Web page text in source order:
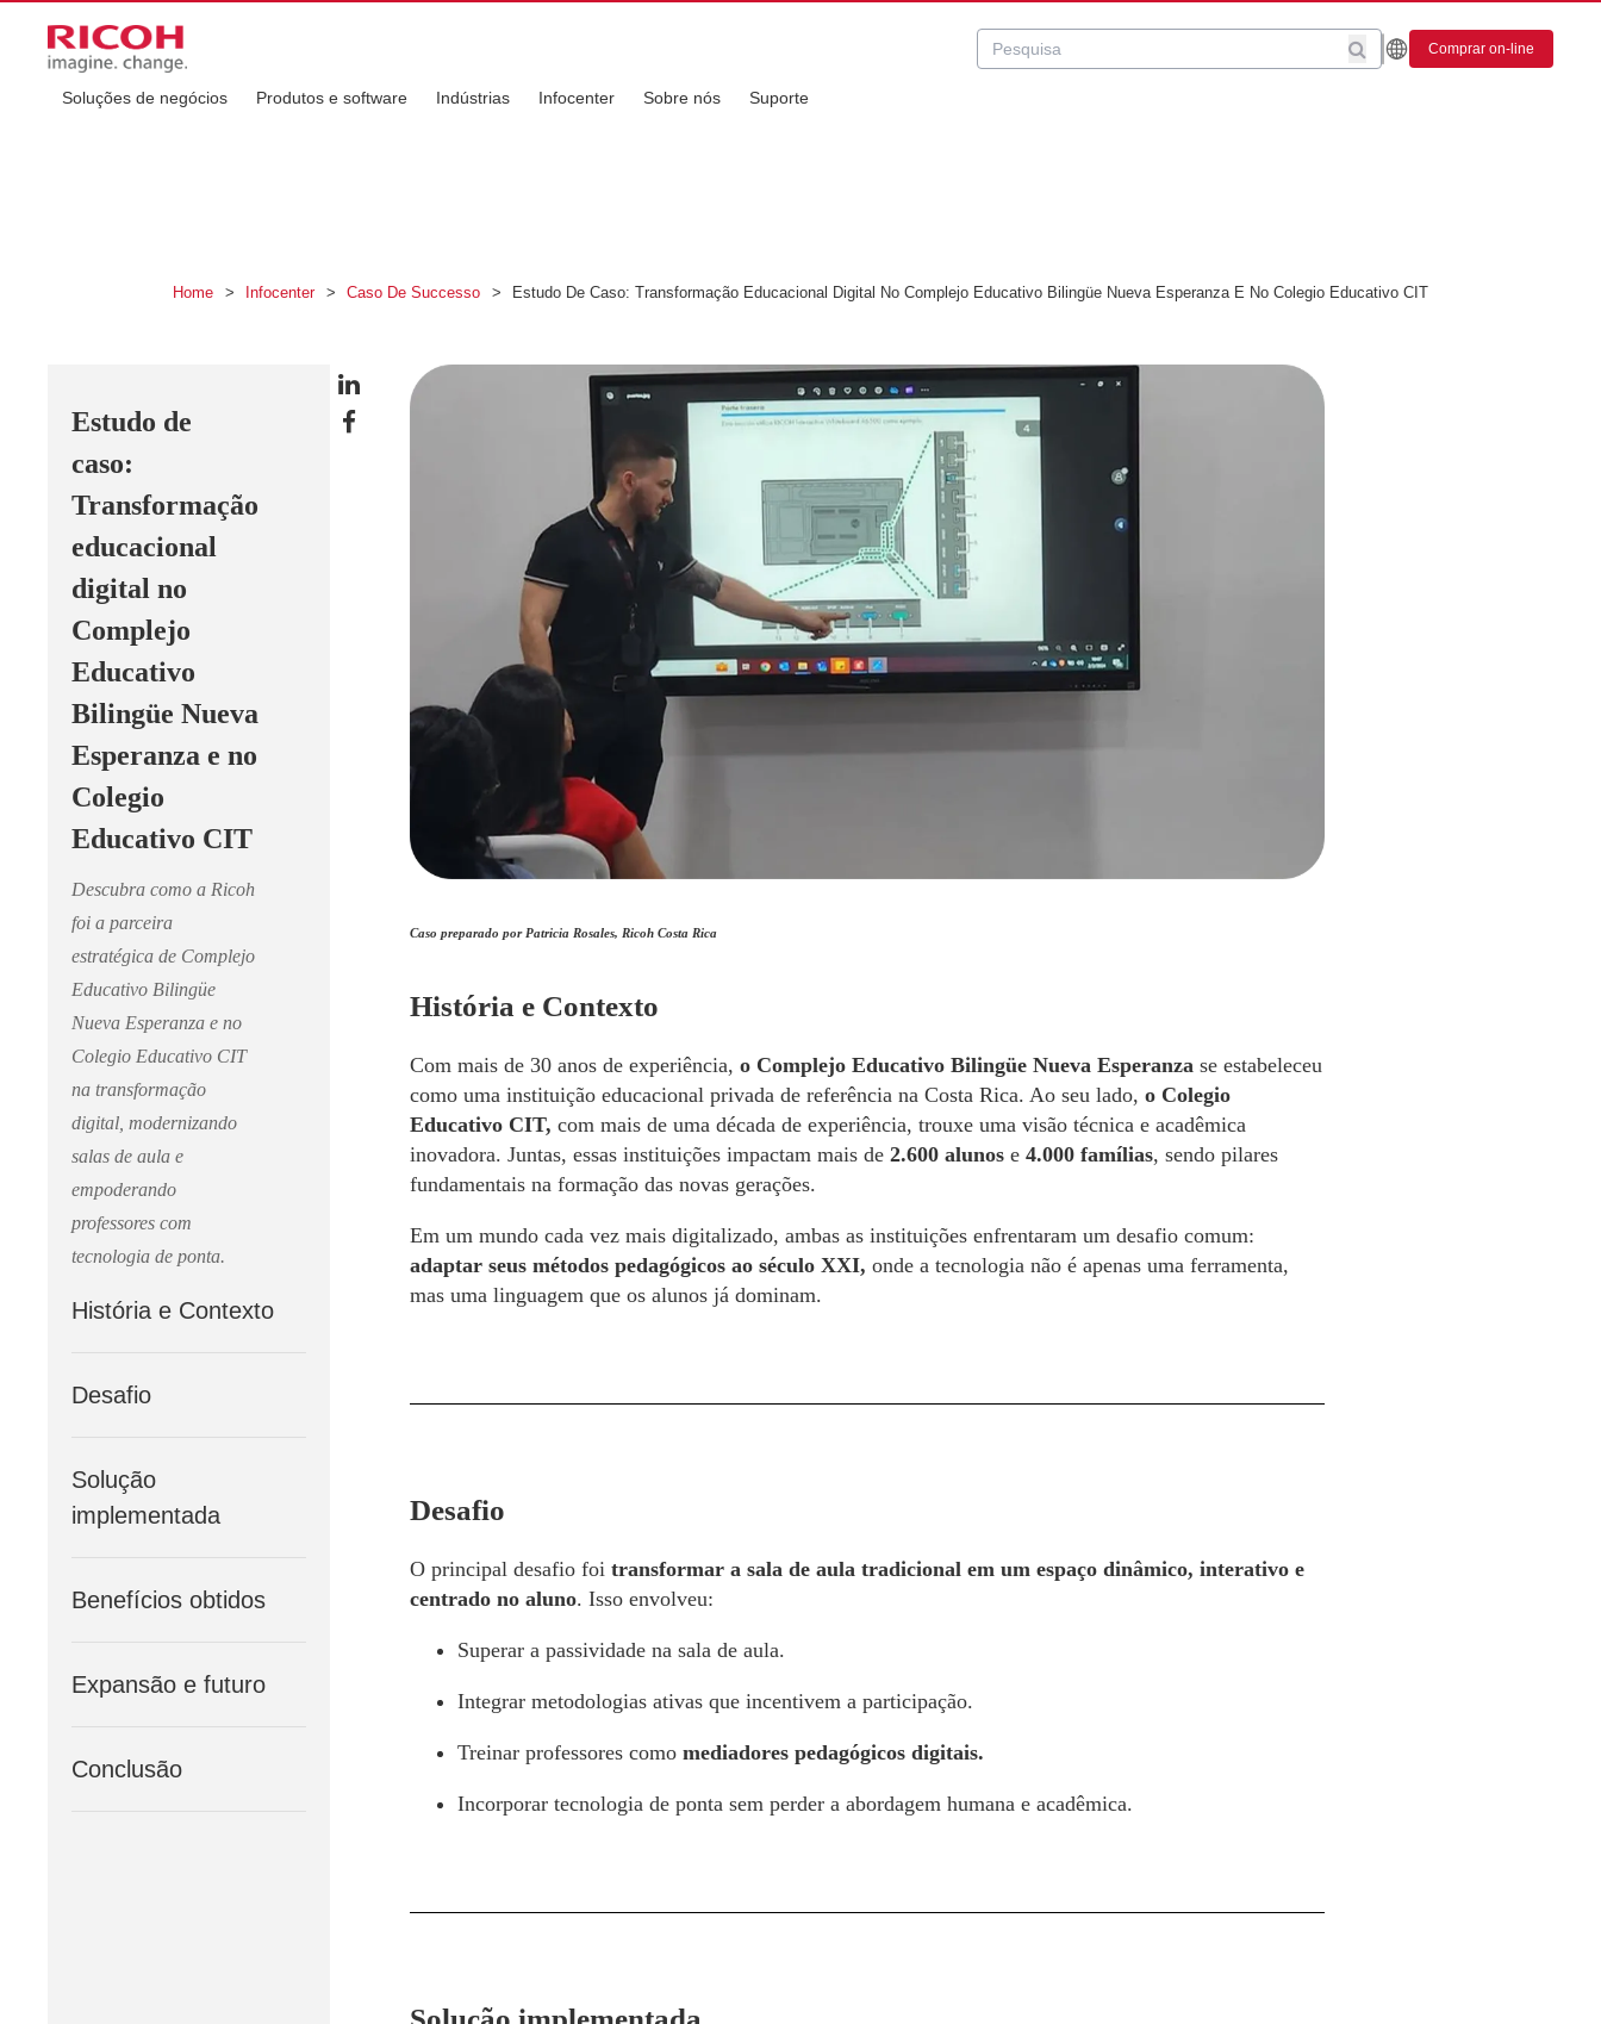
Comprar on-line
Soluções de negócios Produtos e software Indústrias Infocenter Sobre nós Suporte
Home > Infocenter > Caso De Successo > Estudo De Caso: Transformação Educacional Digital No Complejo Educativo Bilingüe Nueva Esperanza E No Colegio Educativo CIT
Estudo de
caso:
Transformação
educacional
digital no
Complejo
Educativo
Bilingüe Nueva
Esperanza e no
Colegio
Educativo CIT
Descubra como a Ricoh
foi a parceira
estratégica de Complejo
Educativo Bilingüe
Nueva Esperanza e no
Colegio Educativo CIT
na transformação
digital, modernizando
salas de aula e
empoderando
professores com
tecnologia de ponta.
História e Contexto
Desafio
Solução
implementada
Benefícios obtidos
Expansão e futuro
Conclusão
Caso preparado por Patricia Rosales, Ricoh Costa Rica
História e Contexto
Com mais de 30 anos de experiência, o Complejo Educativo Bilingüe Nueva Esperanza se estabeleceu
como uma instituição educacional privada de referência na Costa Rica. Ao seu lado, o Colegio
Educativo CIT, com mais de uma década de experiência, trouxe uma visão técnica e acadêmica
inovadora. Juntas, essas instituições impactam mais de 2.600 alunose 4.000 famílias, sendo pilares
fundamentais na formação das novas gerações.
Em um mundo cada vez mais digitalizado, ambas as instituições enfrentaram um desafio comum:
adaptar seus métodos pedagógicos ao século XXI, onde a tecnologia não é apenas uma ferramenta,
mas uma linguagem que os alunos já dominam.
Desafio
O principal desafio foi transformar a sala de aula tradicional em um espaço dinâmico, interativo e
centrado no aluno. Isso envolveu:
Superar a passividade na sala de aula.
Integrar metodologias ativas que incentivem a participação.
Treinar professores como mediadores pedagógicos digitais.
Incorporar tecnologia de ponta sem perder a abordagem humana e acadêmica.